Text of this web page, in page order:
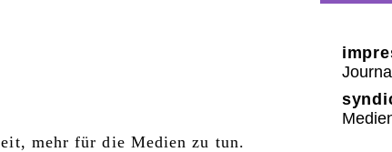
mehr für die Medien zu tun.